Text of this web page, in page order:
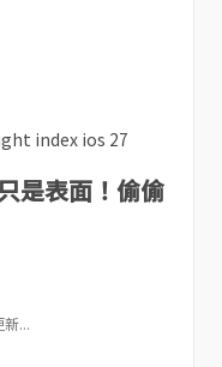
是表面！偷偷
...